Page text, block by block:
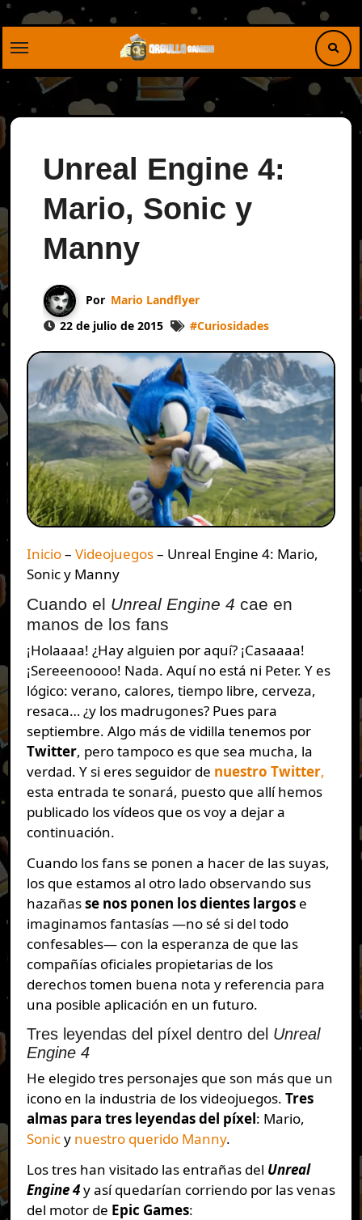
Saltar
Unreal Engine 4:
Mario, Sonic y
Manny
Por Mario Landflyer
22 de julio de 2015
#Curiosidades
Inicio– Videojuegos– Unreal Engine 4: Mario,
Sonic y Manny
Cuando el Unreal Engine 4 cae en
manos de los fans
¡Holaaaa! ¿Hay alguien por aquí? ¡Casaaaa!
¡Sereeenoooo! Nada. Aquí no está ni Peter. Y es
lógico: verano, calores, tiempo libre, cerveza,
resaca… ¿y los madrugones? Pues para
septiembre. Algo más de vidilla tenemos por
Twitter, pero tampoco es que sea mucha, la
verdad. Y si eres seguidor de nuestro Twitter,
esta entrada te sonará, puesto que allí hemos
publicado los vídeos que os voy a dejar a
continuación.
Cuando los fans se ponen a hacer de las suyas,
los que estamos al otro lado observando sus
hazañasse nos ponen los dientes largose
imaginamos fantasías —no sé si del todo
confesables— con la esperanza de que las
compañías oficiales propietarias de los
derechos tomen buena nota y referencia para
una posible aplicación en un futuro.
Tres leyendas del píxel dentro del Unreal
Engine 4
He elegido tres personajes que son más que un
icono en la industria de los videojuegos. Tres
almas para tres leyendas del píxel: Mario,
Sonicy nuestro querido Manny.
Los tres han visitado las entrañas del Unreal
Engine 4y así quedarían corriendo por las venas
del motor de Epic Games: